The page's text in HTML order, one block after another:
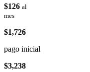
$126 al
mes
$1,726
pago inicial
$3,238